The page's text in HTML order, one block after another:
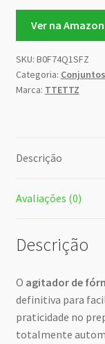
Ver na Amazon
SKU: B0F74Q1SFZ
Categoria:
Marca: TTETTZ
Descrição
Avaliações (0)
Descrição
O agitador de
definitiva para
praticidade no
totalmente